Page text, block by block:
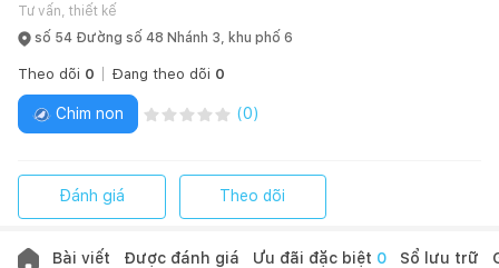
Tư vấn, thiết kế
số 54 Đường số 48 Nhánh 3, khu phố 6
Theo dõi 0 Đang theo dõi 0
Chim non (0)
Đánh giá Theo dõi
Bài viết Được đánh giá Ưu đãi đặc biệt 0 Sổ lưu trữ